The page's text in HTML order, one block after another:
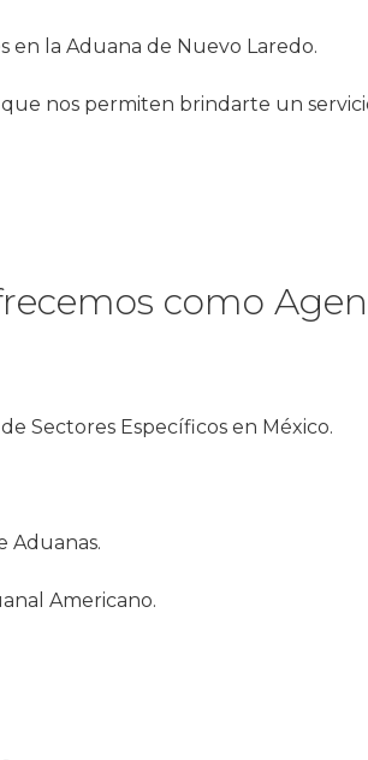
en la Aduana de Nuevo Laredo.
nos permiten brindarte un
como
Sectores Específicos en México.
Aduanas.
Americano.